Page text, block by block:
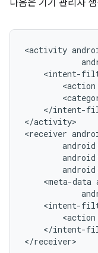
다음은 기기 관리자
<activity
<action
</intent-
</activity>
<receiver
<meta-data
<action
</intent-
</receiver>